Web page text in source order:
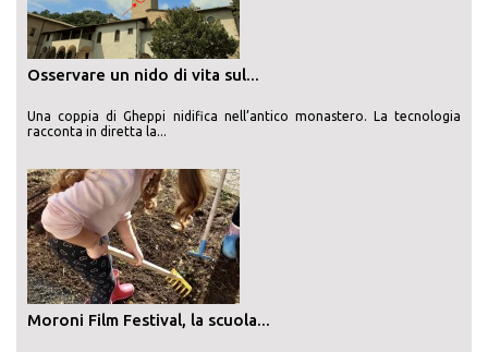
Osservare un nido di vita sul...
Una coppia di Gheppi nidifica nell’antico monastero. La tecnologia
racconta in diretta la...
Moroni Film Festival, la scuola...